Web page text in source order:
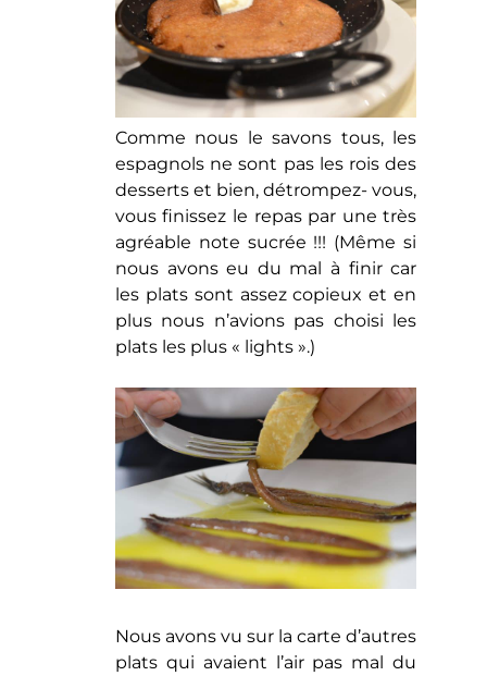
Comme nous le savons tous, les
espagnols ne sont pas les rois des
desserts et bien, détrompez- vous,
vous finissez le repas par une très
agréable note sucrée !!! (Même si
nous avons eu du mal à finir car
les plats sont assez copieux et en
plus nous n’avions pas choisi les
plats les plus « lights ».)
Nous avons vu sur la carte d’autres
plats qui avaient l’air pas mal du